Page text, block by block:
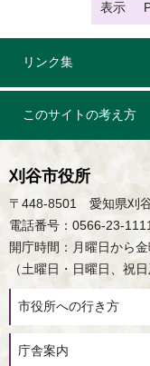
表示
リンク集
このサイトの考え方
刈谷市役所
〒448-8501 愛知県刈
電話番号：0566-23-
開庁時間：月曜日から
（土曜日・日曜日、祝
市役所への行き方
庁舎案内